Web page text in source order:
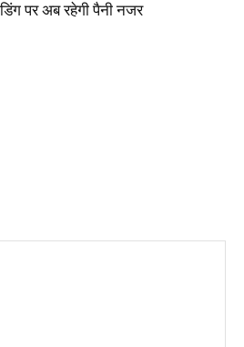
पर अब रहेगी पैनी नजर